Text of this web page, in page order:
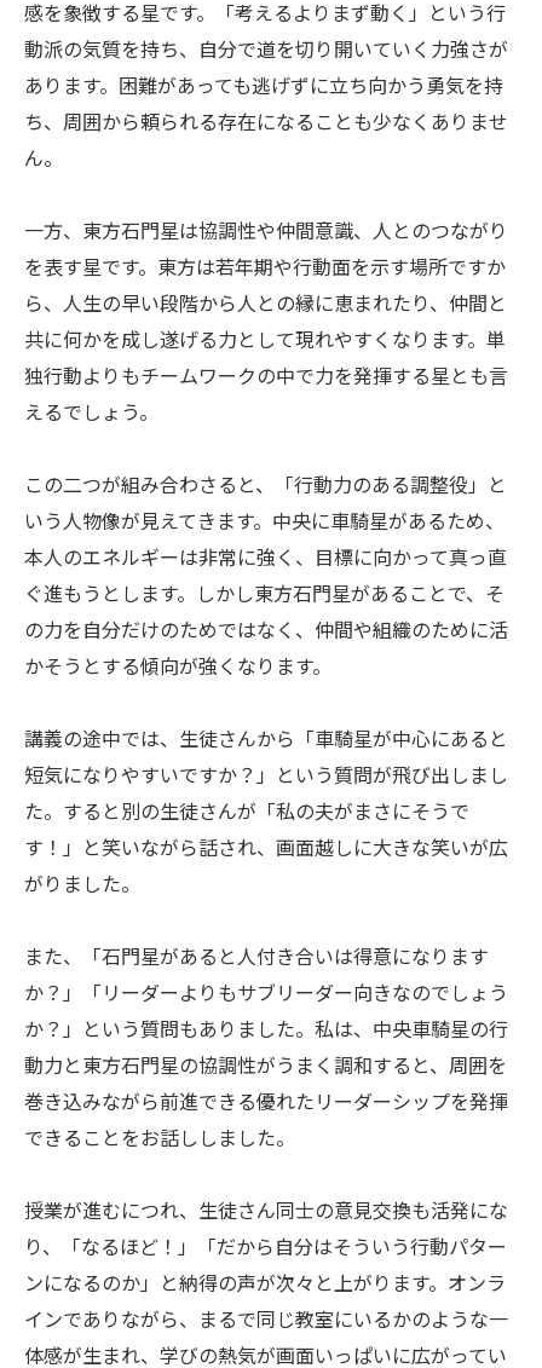
感を象徴する星です。「考えるよりまず動く」という行
動派の気質を持ち、自分で道を切り開いていく力強さが
あります。困難があっても逃げずに立ち向かう勇気を持
ち、周囲から頼られる存在になることも少なくありませ
ん。
一方、東方石門星は協調性や仲間意識、人とのつながり
を表す星です。東方は若年期や行動面を示す場所ですか
ら、人生の早い段階から人との縁に恵まれたり、仲間と
共に何かを成し遂げる力として現れやすくなります。単
独行動よりもチームワークの中で力を発揮する星とも言
えるでしょう。
この二つが組み合わさると、「行動力のある調整役」と
いう人物像が見えてきます。中央に車騎星があるため、
本人のエネルギーは非常に強く、目標に向かって真っ直
ぐ進もうとします。しかし東方石門星があることで、そ
の力を自分だけのためではなく、仲間や組織のために活
かそうとする傾向が強くなります。
講義の途中では、生徒さんから「車騎星が中心にあると
短気になりやすいですか？」という質問が飛び出しまし
た。すると別の生徒さんが「私の夫がまさにそうで
す！」と笑いながら話され、画面越しに大きな笑いが広
がりました。
また、「石門星があると人付き合いは得意になります
か？」「リーダーよりもサブリーダー向きなのでしょう
か？」という質問もありました。私は、中央車騎星の行
動力と東方石門星の協調性がうまく調和すると、周囲を
巻き込みながら前進できる優れたリーダーシップを発揮
できることをお話ししました。
授業が進むにつれ、生徒さん同士の意見交換も活発にな
り、「なるほど！」「だから自分はそういう行動パター
ンになるのか」と納得の声が次々と上がります。オンラ
インでありながら、まるで同じ教室にいるかのような一
体感が生まれ、学びの熱気が画面いっぱいに広がってい